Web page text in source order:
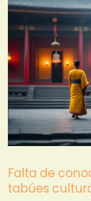
Falta de
tabúes